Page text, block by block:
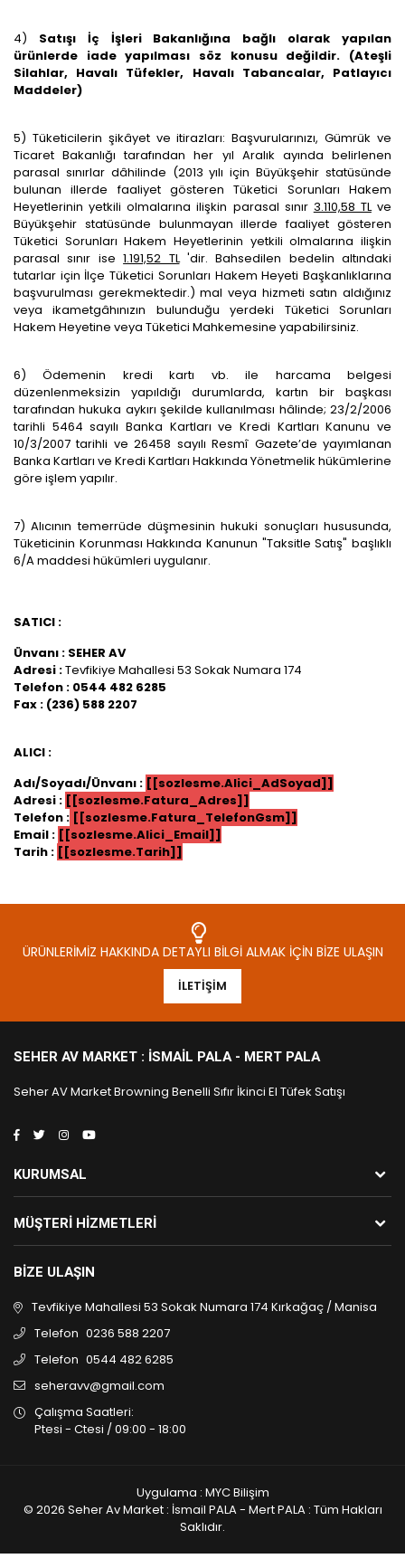
4) Satışı İç İşleri Bakanlığına bağlı olarak yapılan
ürünlerde iade yapılması söz konusu değildir. (Ateşli
Silahlar, Havalı Tüfekler, Havalı Tabancalar, Patlayıcı
Maddeler)
5) Tüketicilerin şikâyet ve itirazları: Başvurularınızı, Gümrük ve
Ticaret Bakanlığı tarafından her yıl Aralık ayında belirlenen
parasal sınırlar dâhilinde (2013 yılı için Büyükşehir statüsünde
bulunan illerde faaliyet gösteren Tüketici Sorunları Hakem
Heyetlerinin yetkili olmalarına ilişkin parasal sınır 3.110,58 TLve
Büyükşehir statüsünde bulunmayan illerde faaliyet gösteren
Tüketici Sorunları Hakem Heyetlerinin yetkili olmalarına ilişkin
parasal sınır ise1.191,52 TL'dir. Bahsedilen bedelin altındaki
tutarlar için İlçe Tüketici Sorunları Hakem Heyeti Başkanlıklarına
başvurulması gerekmektedir.) mal veya hizmeti satın aldığınız
veya ikametgâhınızın bulunduğu yerdeki Tüketici Sorunları
Hakem Heyetine veya Tüketici Mahkemesine yapabilirsiniz.
6) Ödemenin kredi kartı vb. ile harcama belgesi
düzenlenmeksizin yapıldığı durumlarda, kartın bir başkası
tarafından hukuka aykırı şekilde kullanılması hâlinde; 23/2/2006
tarihli 5464 sayılı Banka Kartları ve Kredi Kartları Kanunu ve
10/3/2007 tarihli ve 26458 sayılı Resmî Gazete’de yayımlanan
Banka Kartları ve Kredi Kartları Hakkında Yönetmelik hükümlerine
göre işlem yapılır.
7) Alıcının temerrüde düşmesinin hukuki sonuçları hususunda,
Tüketicinin Korunması Hakkında Kanunun "Taksitle Satış" başlıklı
6/A maddesi hükümleri uygulanır.
SATICI :
Ünvanı : SEHER AV
Adresi :Tevfikiye Mahallesi 53 Sokak Numara 174
Telefon : 0544 482 6285
Fax : (236) 588 2207
ALICI :
Adı/Soyadı/Ünvanı : [[sozlesme.Alici_AdSoyad]]
Adresi : [[sozlesme.Fatura_Adres]]
Telefon : [[sozlesme.Fatura_TelefonGsm]]
Email : [[sozlesme.Alici_Email]]
Tarih : [[sozlesme.Tarih]]
ÜRÜNLERIMIZ HAKKINDA DETAYLI BILGI ALMAK İÇIN BIZE ULAŞIN
İLETIŞIM
SEHER AV MARKET : İSMAIL PALA - MERT PALA
Seher AV Market Browning Benelli Sıfır İkinci El Tüfek Satışı
KURUMSAL
MÜŞTERI HIZMETLERI
BIZE ULAŞIN
Tevfikiye Mahallesi 53 Sokak Numara 174 Kırkağaç / Manisa
Telefon 0236 588 2207
Telefon 0544 482 6285
seheravv@gmail.com
Çalışma Saatleri:
Ptesi - Ctesi / 09:00 - 18:00
Uygulama : MYC Bilişim
© 2026 Seher Av Market : İsmail PALA - Mert PALA : Tüm Hakları
Saklıdır.